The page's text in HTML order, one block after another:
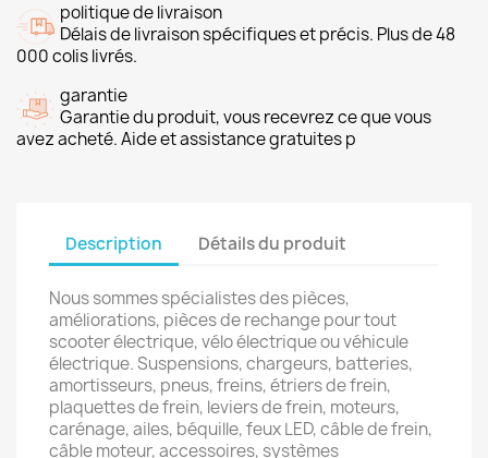
politique de livraison
Délais de livraison spécifiques et précis. Plus de 48
000 colis livrés.
garantie
Garantie du produit, vous recevrez ce que vous
avez acheté. Aide et assistance gratuites p
Description Détails du produit
Nous sommes spécialistes des pièces,
améliorations, pièces de rechange pour tout
scooter électrique, vélo électrique ou véhicule
électrique. Suspensions, chargeurs, batteries,
amortisseurs, pneus, freins, étriers de frein,
plaquettes de frein, leviers de frein, moteurs,
carénage, ailes, béquille, feux LED, câble de frein,
câble moteur, accessoires, systèmes